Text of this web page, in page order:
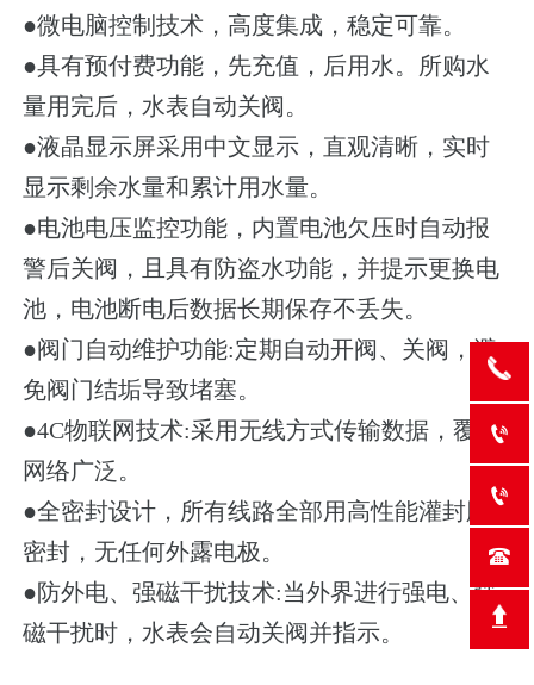
●微电脑控制技术，高度集成，稳定可靠。
●具有预付费功能，先充值，后用水。所购水
量用完后，水表自动关阀。
●液晶显示屏采用中文显示，直观清晰，实时
显示剩余水量和累计用水量。
●电池电压监控功能，内置电池欠压时自动报
警后关阀，且具有防盗水功能，并提示更换电
池，电池断电后数据长期保存不丢失。
●阀门自动维护功能:定期自动开阀、关阀，避
免阀门结垢导致堵塞。
●4C物联网技术:采用无线方式传输数据，覆盖
网络广泛。
●全密封设计，所有线路全部用高性能灌封胶
密封，无任何外露电极。
●防外电、强磁干扰技术:当外界进行强电、强
磁干扰时，水表会自动关阀并指示。


